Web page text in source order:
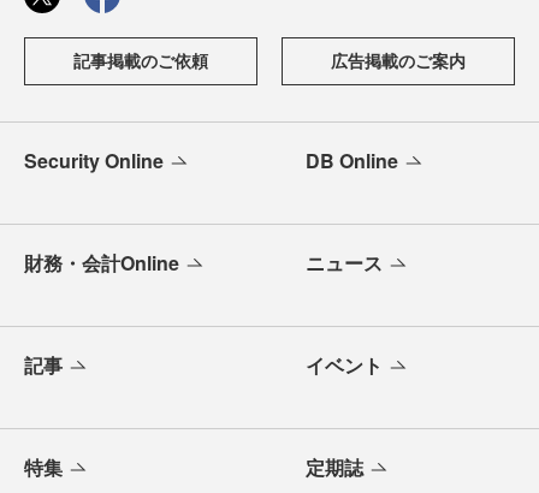
記事掲載のご依頼 広告掲載のご案内
Security Online DB Online
財務・会計Online ニュース
記事 イベント
特集 定期誌